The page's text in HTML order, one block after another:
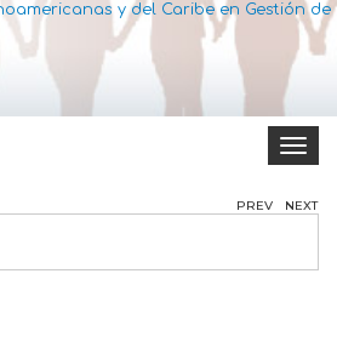
y del Caribe en Gestión de
Toggle
PREV NEXT